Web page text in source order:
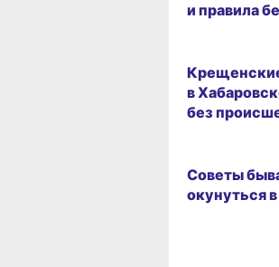
и правила
в
без
Советы
окунуться